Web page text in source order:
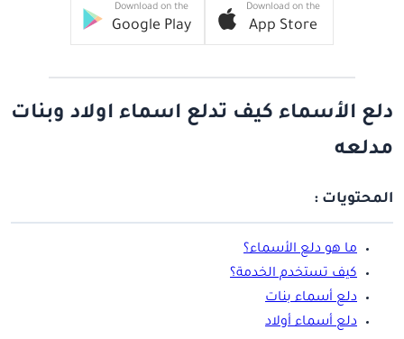
Download on the
App Store
Download on the
Google Play
دلع الأسماء كيف تدلع اسماء اولاد وبنات
مدلعه
المحتويات :
ما هو دلع الأسماء؟
كيف تستخدم الخدمة؟
دلع أسماء بنات
دلع أسماء أولاد